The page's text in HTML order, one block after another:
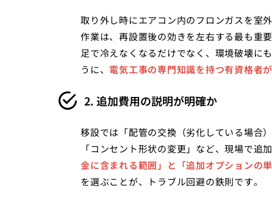
取り外し時にエアコン内のフロンガスを室
作業は、再設置後の効きを左右する最も重
足で冷えなくなるだけでなく、環境破壊に
うに、 電気工事の専門知識を持つ有資格者
2. 追加費用の説明が明確か
移設では「配管の交換（劣化している場合
「コンセント形状の変更」など、現場で追
金に含まれる範囲」と「追加オプションの
を選ぶことが、トラブル回避の鉄則です。